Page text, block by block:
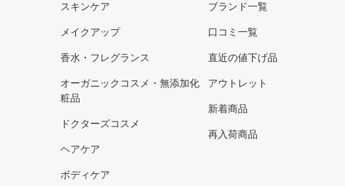
スキンケア
メイクアップ
香水・フレグランス
オーガニックコスメ・無添加化
粧品
ドクターズコスメ
ヘアケア
ボディケア
ブランド一覧
口コミ一覧
直近の値下げ品
アウトレット
新着商品
再入荷商品